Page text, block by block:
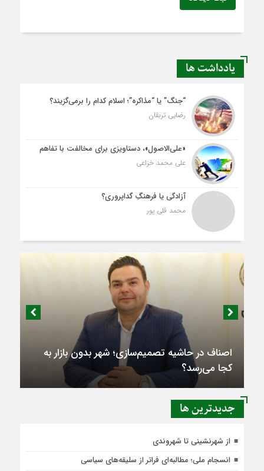
یادداشت ها
“جنگ” یا “مذاکره”؛ اسلام کدام را برمی‌گزیند؟
رضایی تربقان
«علی‌الاصول»، دستاویزی برای مخالفت با تفاهم
علی محمد خزاعی
آزادگی یا فرهنگِ گداپروری؟
محمد قلی پور
اصناف در حاشیه تصمیم‌سازی؛ شهر بدون بازار به
کجا می‌رسد؟
جديدترين ها
از شهرنشینی تا شهروندی
انسجام ملی؛ مطالبه‌ای فراتر از سلیقه‌های سیاسی